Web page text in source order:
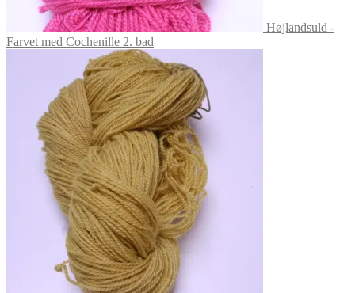
Højlandsuld -
Farvet med Cochenille 2. bad